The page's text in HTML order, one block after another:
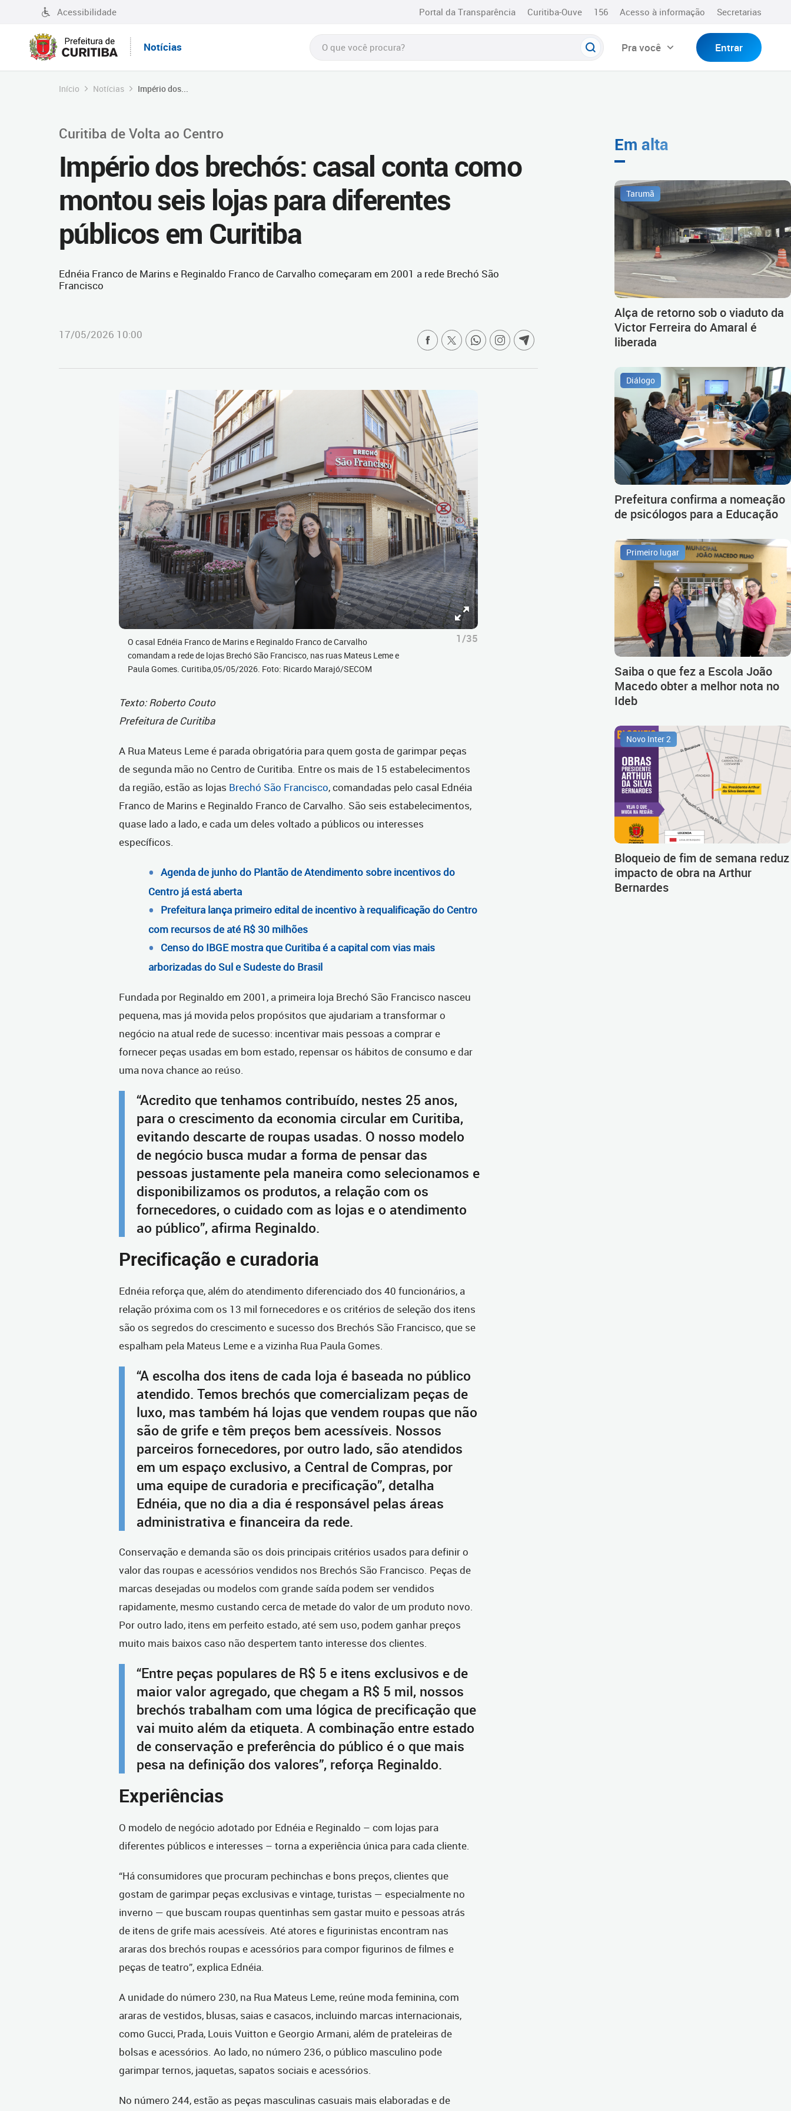
Acessibilidade Portal da Transparência Curitiba-Ouve 156 Acesso à informação Secretarias
Notícias Pra você Entrar
Início Notícias Império dos...
Curitiba de Volta ao Centro
Império dos brechós: casal conta como
montou seis lojas para diferentes
públicos em Curitiba
Ednéia Franco de Marins e Reginaldo Franco de Carvalho começaram em 2001 a rede Brechó São
Francisco
17/05/2026 10:00
O casal Ednéia Franco de Marins e Reginaldo Franco de Carvalho
comandam a rede de lojas Brechó São Francisco, nas ruas Mateus Leme e
Paula Gomes. Curitiba,05/05/2026. Foto: Ricardo Marajó/SECOM
1/35
Texto: Roberto Couto
Prefeitura de Curitiba
A Rua Mateus Leme é parada obrigatória para quem gosta de garimpar peças
de segunda mão no Centro de Curitiba. Entre os mais de 15 estabelecimentos
da região, estão as lojas Brechó São Francisco, comandadas pelo casal Ednéia
Franco de Marins e Reginaldo Franco de Carvalho. São seis estabelecimentos,
quase lado a lado, e cada um deles voltado a públicos ou interesses
específicos.
Agenda de junho do Plantão de Atendimento sobre incentivos do
Centro já está aberta
Prefeitura lança primeiro edital de incentivo à requalificação do Centro
com recursos de até R$ 30 milhões
Censo do IBGE mostra que Curitiba é a capital com vias mais
arborizadas do Sul e Sudeste do Brasil
Fundada por Reginaldo em 2001, a primeira loja Brechó São Francisco nasceu
pequena, mas já movida pelos propósitos que ajudariam a transformar o
negócio na atual rede de sucesso: incentivar mais pessoas a comprar e
fornecer peças usadas em bom estado, repensar os hábitos de consumo e dar
uma nova chance ao reúso.
“Acredito que tenhamos contribuído, nestes 25 anos,
para o crescimento da economia circular em Curitiba,
evitando descarte de roupas usadas. O nosso modelo
de negócio busca mudar a forma de pensar das
pessoas justamente pela maneira como selecionamos e
disponibilizamos os produtos, a relação com os
fornecedores, o cuidado com as lojas e o atendimento
ao público”, afirma Reginaldo.
Precificação e curadoria
Ednéia reforça que, além do atendimento diferenciado dos 40 funcionários, a
relação próxima com os 13 mil fornecedores e os critérios de seleção dos itens
são os segredos do crescimento e sucesso dos Brechós São Francisco, que se
espalham pela Mateus Leme e a vizinha Rua Paula Gomes.
“A escolha dos itens de cada loja é baseada no público
atendido. Temos brechós que comercializam peças de
luxo, mas também há lojas que vendem roupas que não
são de grife e têm preços bem acessíveis. Nossos
parceiros fornecedores, por outro lado, são atendidos
em um espaço exclusivo, a Central de Compras, por
uma equipe de curadoria e precificação”, detalha
Ednéia, que no dia a dia é responsável pelas áreas
administrativa e financeira da rede.
Conservação e demanda são os dois principais critérios usados para definir o
valor das roupas e acessórios vendidos nos Brechós São Francisco. Peças de
marcas desejadas ou modelos com grande saída podem ser vendidos
rapidamente, mesmo custando cerca de metade do valor de um produto novo.
Por outro lado, itens em perfeito estado, até sem uso, podem ganhar preços
muito mais baixos caso não despertem tanto interesse dos clientes.
“Entre peças populares de R$ 5 e itens exclusivos e de
maior valor agregado, que chegam a R$ 5 mil, nossos
brechós trabalham com uma lógica de precificação que
vai muito além da etiqueta. A combinação entre estado
de conservação e preferência do público é o que mais
pesa na definição dos valores”, reforça Reginaldo.
Experiências
O modelo de negócio adotado por Ednéia e Reginaldo – com lojas para
diferentes públicos e interesses – torna a experiência única para cada cliente.
“Há consumidores que procuram pechinchas e bons preços, clientes que
gostam de garimpar peças exclusivas e vintage, turistas — especialmente no
inverno — que buscam roupas quentinhas sem gastar muito e pessoas atrás
de itens de grife mais acessíveis. Até atores e figurinistas encontram nas
araras dos brechós roupas e acessórios para compor figurinos de filmes e
peças de teatro”, explica Ednéia.
A unidade do número 230, na Rua Mateus Leme, reúne moda feminina, com
araras de vestidos, blusas, saias e casacos, incluindo marcas internacionais,
como Gucci, Prada, Louis Vuitton e Georgio Armani, além de prateleiras de
bolsas e acessórios. Ao lado, no número 236, o público masculino pode
garimpar ternos, jaquetas, sapatos sociais e acessórios.
No número 244, estão as peças masculinas casuais mais elaboradas e de
Em alta
Tarumã
Alça de retorno sob o viaduto da
Victor Ferreira do Amaral é
liberada
Diálogo
Prefeitura confirma a nomeação
de psicólogos para a Educação
Primeiro lugar
Saiba o que fez a Escola João
Macedo obter a melhor nota no
Ideb
Novo Inter 2
Bloqueio de fim de semana reduz
impacto de obra na Arthur
Bernardes